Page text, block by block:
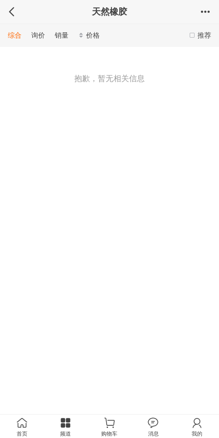
天然橡胶
推荐
综合 询价 销量 价格
抱歉，暂无相关信息
首页 频道 购物车 消息 我的